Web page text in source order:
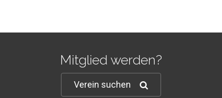
Mitglied werden?
Verein suchen